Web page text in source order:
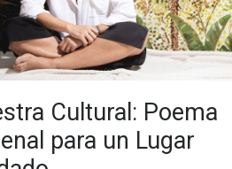
Cultural: Poema
para un Lugar